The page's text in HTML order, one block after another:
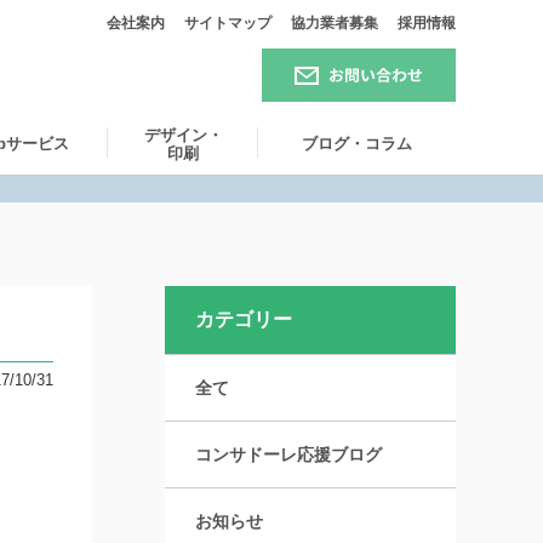
会社案内 サイトマップ 協力業者募集 採用情報
サービス
デザイン・
印刷
ブログ・コラム
10/31
カテゴリー
全て
コンサドーレ応援ブログ
お知らせ